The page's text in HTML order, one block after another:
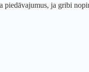
ja gribi